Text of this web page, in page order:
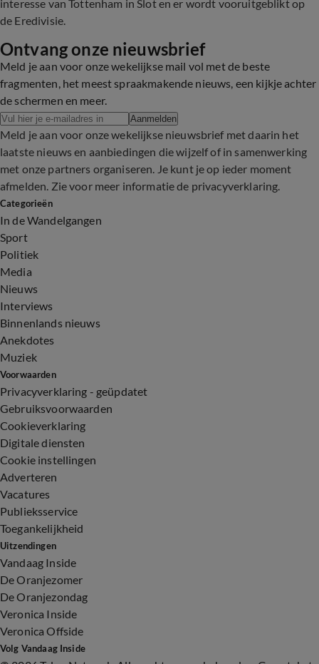
interesse van Tottenham in Slot en er wordt vooruitgeblikt op
de Eredivisie.
Ontvang onze nieuwsbrief
Meld je aan voor onze wekelijkse mail vol met de beste
fragmenten, het meest spraakmakende nieuws, een kijkje achter
de schermen en meer.
Aanmelden
Meld je aan voor onze wekelijkse nieuwsbrief met daarin het
laatste nieuws en aanbiedingen die wijzelf of in samenwerking
met onze partners organiseren. Je kunt je op ieder moment
afmelden. Zie voor meer informatie de privacyverklaring.
Categorieën
In de Wandelgangen
Sport
Politiek
Media
Nieuws
Interviews
Binnenlands nieuws
Anekdotes
Muziek
Voorwaarden
Privacyverklaring - geüpdatet
Gebruiksvoorwaarden
Cookieverklaring
Digitale diensten
Cookie instellingen
Adverteren
Vacatures
Publieksservice
Toegankelijkheid
Uitzendingen
Vandaag Inside
De Oranjezomer
De Oranjezondag
Veronica Inside
Veronica Offside
Volg Vandaag Inside